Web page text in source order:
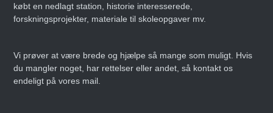
købt en nedlagt station, historie interesserede,
forskningsprojekter, materiale til skoleopgaver mv.
Vi prøver at være brede og hjælpe så mange som muligt. Hvis
du mangler noget, har rettelser eller andet, så kontakt os
endeligt på vores mail.